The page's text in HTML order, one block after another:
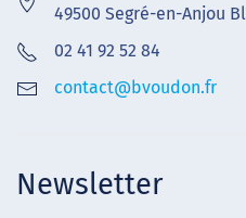
49500 Segré-en-Anjou
02 41 92 52 84
contact@bvoudon.fr
Newsletter